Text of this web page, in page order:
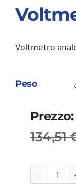
Voltmetro
Peso
Prezzo:
134,51
Il
era:
Il
è: